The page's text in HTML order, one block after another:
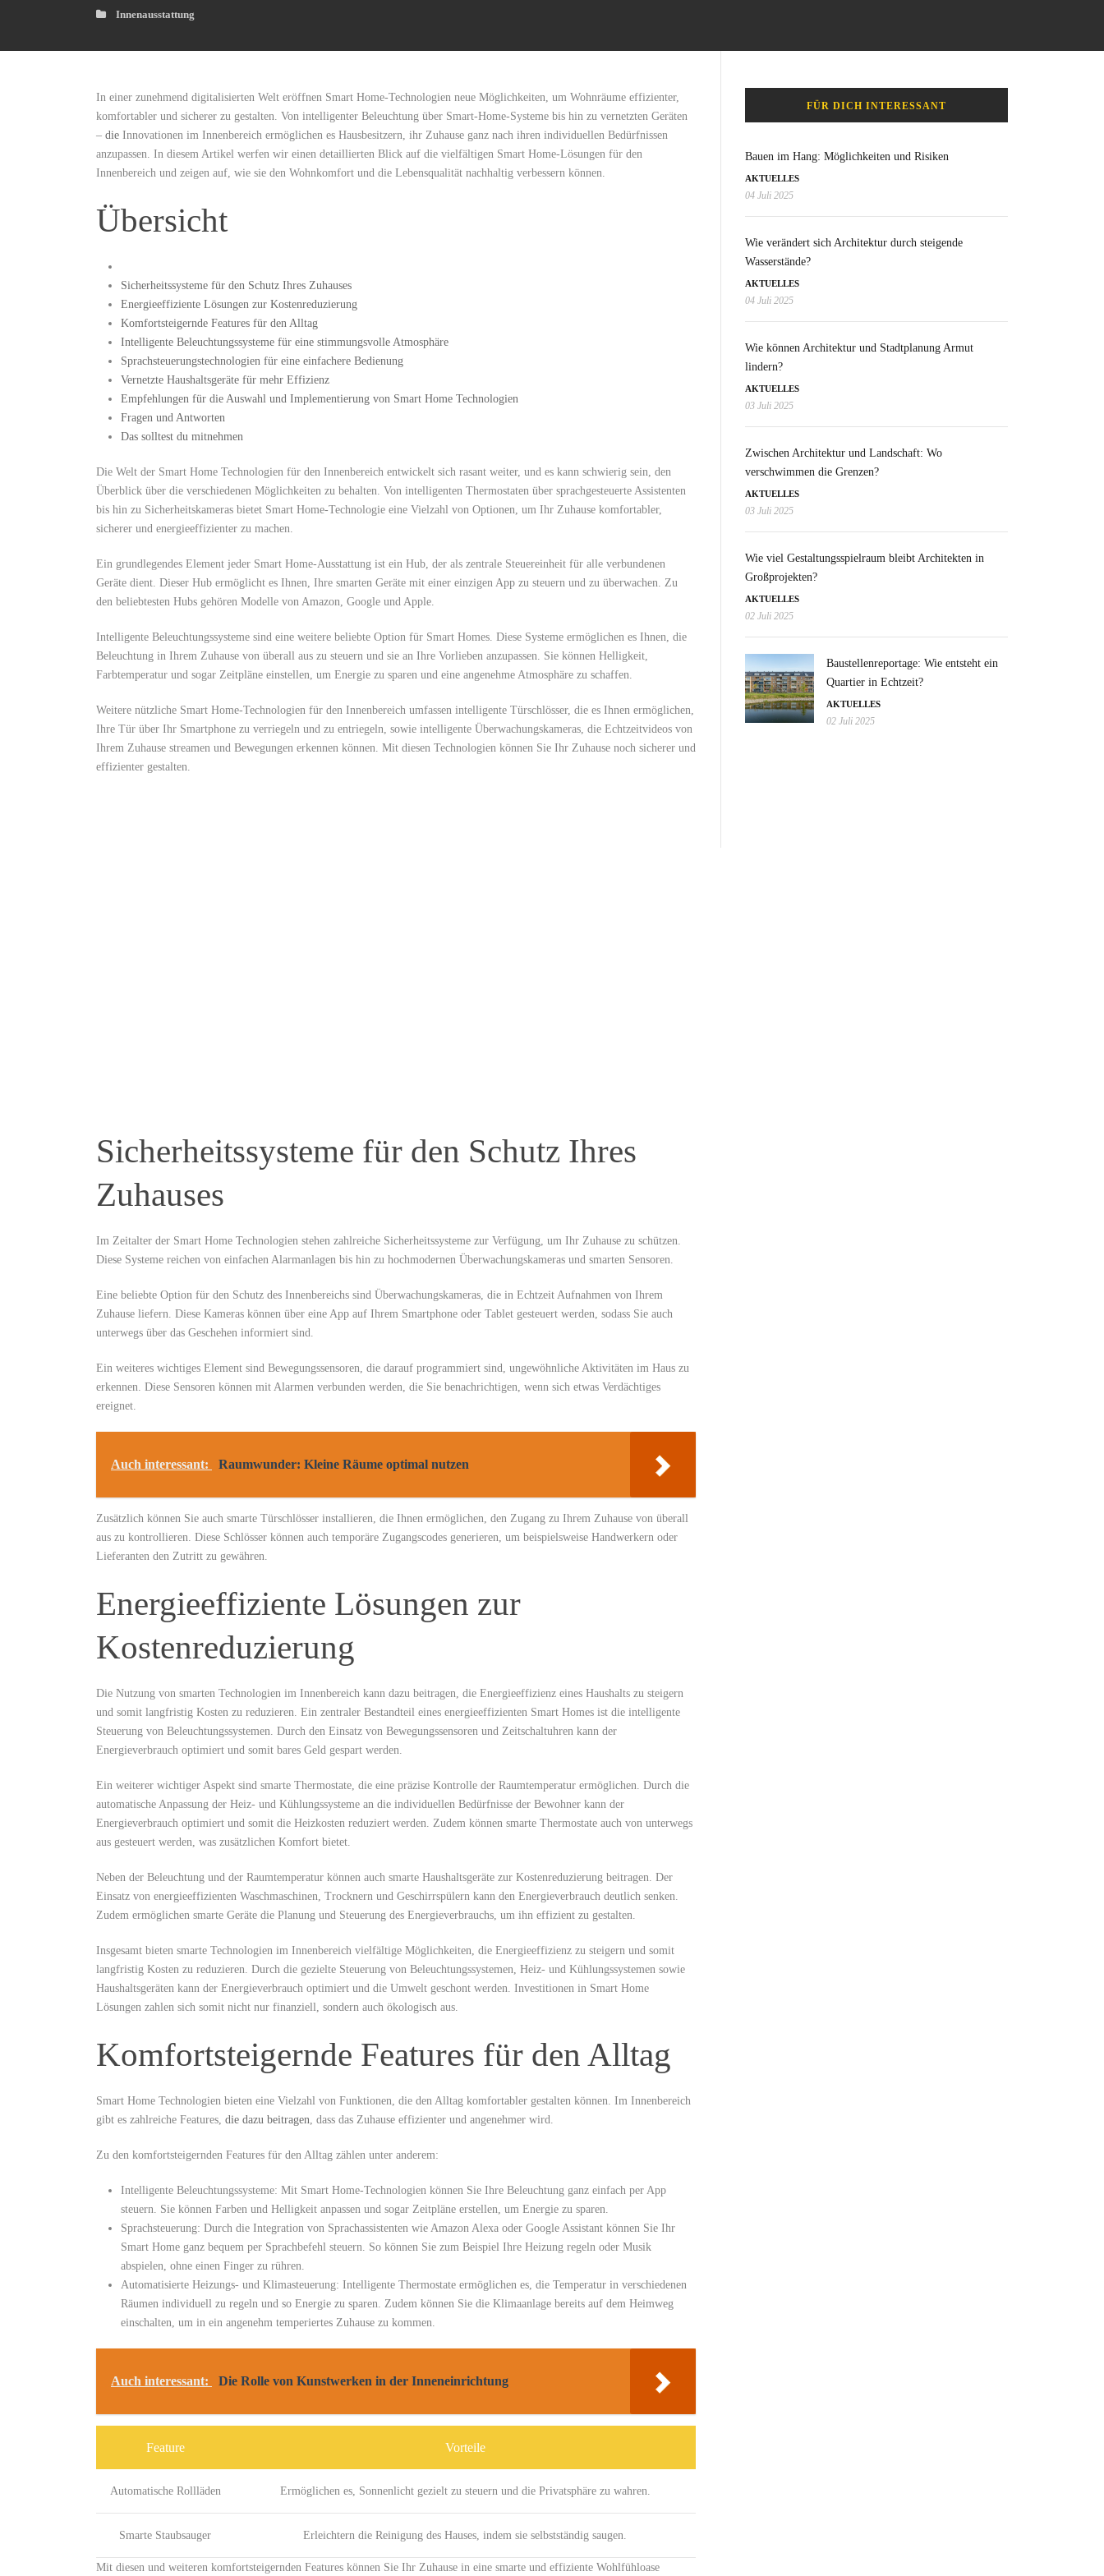
Innenausstattung
In einer zunehmend digitalisierten Welt eröffnen Smart Home-Technologien neue Möglichkeiten, um Wohnräume effizienter,
komfortabler und sicherer zu gestalten. Von intelligenter Beleuchtung über Smart-Home-Systeme bis hin zu vernetzten Geräten⁣
– die Innovationen im Innenbereich ermöglichen es Hausbesitzern, ihr Zuhause ganz nach ihren individuellen Bedürfnissen
anzupassen. In diesem Artikel werfen wir einen‍ detaillierten Blick auf die vielfältigen Smart Home-Lösungen für den
Innenbereich und zeigen auf, wie sie den Wohnkomfort und die Lebensqualität nachhaltig verbessern⁣ können.
Übersicht
Sicherheitssysteme für den Schutz Ihres Zuhauses
Energieeffiziente Lösungen zur Kostenreduzierung
Komfortsteigernde Features für den Alltag
Intelligente Beleuchtungssysteme⁢ für eine stimmungsvolle Atmosphäre
Sprachsteuerungstechnologien für eine einfachere Bedienung
Vernetzte Haushaltsgeräte für mehr Effizienz
Empfehlungen für die Auswahl und Implementierung von ​Smart Home Technologien
Fragen und Antworten
Das solltest du mitnehmen
Die Welt der Smart ⁣Home Technologien für den Innenbereich entwickelt sich rasant⁤ weiter, und ⁢es kann schwierig ‌sein, den
Überblick über ‌die verschiedenen ⁤Möglichkeiten zu behalten. Von intelligenten Thermostaten über sprachgesteuerte Assistenten
bis hin zu‍ Sicherheitskameras ​bietet Smart Home-Technologie eine Vielzahl von Optionen, um Ihr Zuhause komfortabler,
sicherer und energieeffizienter zu machen.
Ein grundlegendes Element jeder Smart Home-Ausstattung ist ein Hub, ⁤der als⁣ zentrale ⁢Steuereinheit für alle⁣ verbundenen
Geräte dient. Dieser Hub‍ ermöglicht ⁣es Ihnen, Ihre⁣ smarten Geräte mit einer einzigen App zu‌ steuern und zu überwachen. Zu
den ⁤beliebtesten ‌Hubs gehören Modelle von Amazon, Google und Apple.
Intelligente Beleuchtungssysteme sind eine weitere ⁤beliebte Option für ⁤Smart Homes. Diese Systeme ermöglichen es Ihnen, die
Beleuchtung in Ihrem Zuhause von überall aus zu steuern und sie an Ihre Vorlieben anzupassen. Sie können Helligkeit,
Farbtemperatur und sogar Zeitpläne einstellen, um Energie zu sparen und eine angenehme Atmosphäre zu schaffen.
Weitere nützliche Smart Home-Technologien für den Innenbereich umfassen intelligente Türschlösser, die es Ihnen ermöglichen,
Ihre Tür über ⁢Ihr Smartphone zu verriegeln und zu entriegeln, sowie intelligente Überwachungskameras, ‍die Echtzeitvideos von
Ihrem Zuhause streamen ‍und Bewegungen erkennen können. Mit ‍diesen Technologien‌ können Sie Ihr Zuhause noch sicherer und
⁤effizienter gestalten.
Sicherheitssysteme für den Schutz Ihres
Zuhauses
Im Zeitalter ⁤der Smart Home Technologien stehen⁣ zahlreiche Sicherheitssysteme zur Verfügung, um Ihr Zuhause zu⁢ schützen.⁢
Diese Systeme reichen von einfachen Alarmanlagen bis hin ⁢zu hochmodernen Überwachungskameras und smarten Sensoren.
Eine ‌beliebte Option⁢ für den Schutz des Innenbereichs sind ‌Überwachungskameras, die in Echtzeit Aufnahmen von Ihrem
Zuhause liefern. Diese Kameras können über eine‌ App auf Ihrem Smartphone oder Tablet gesteuert werden, sodass Sie auch
unterwegs über das ‌Geschehen informiert sind.
Ein weiteres wichtiges Element sind Bewegungssensoren, die darauf⁣ programmiert ⁣sind, ungewöhnliche Aktivitäten im Haus zu
erkennen. Diese Sensoren können mit Alarmen verbunden werden,⁢ die Sie benachrichtigen, wenn sich ‌etwas Verdächtiges
ereignet.
Auch interessant: Raumwunder: Kleine Räume optimal nutzen
Zusätzlich können Sie auch ⁢smarte Türschlösser installieren, die Ihnen‌ ermöglichen, den Zugang zu Ihrem Zuhause von überall
aus zu‌ kontrollieren. Diese Schlösser können auch temporäre Zugangscodes generieren, um beispielsweise Handwerkern oder
Lieferanten ​den Zutritt zu gewähren.
Energieeffiziente Lösungen zur⁤
Kostenreduzierung
Die Nutzung von smarten⁤ Technologien im Innenbereich kann dazu beitragen, die Energieeffizienz eines Haushalts zu steigern
und somit langfristig Kosten zu reduzieren. Ein zentraler Bestandteil eines​ energieeffizienten Smart Homes​ ist die ‍intelligente
Steuerung⁢ von Beleuchtungssystemen. Durch den Einsatz von Bewegungssensoren ⁢und Zeitschaltuhren‍ kann der
Energieverbrauch⁢ optimiert und somit bares Geld gespart werden.
Ein weiterer wichtiger ⁢Aspekt sind smarte Thermostate, die eine präzise Kontrolle ‍der ⁤Raumtemperatur ermöglichen. Durch die
automatische Anpassung der Heiz-⁢ und Kühlungssysteme an die ​individuellen Bedürfnisse⁤ der Bewohner kann der
Energieverbrauch optimiert und somit die Heizkosten reduziert werden. Zudem können‌ smarte Thermostate auch von unterwegs
aus gesteuert werden, was zusätzlichen ​Komfort⁢ bietet.
Neben der Beleuchtung und der ‌Raumtemperatur können auch smarte Haushaltsgeräte zur Kostenreduzierung beitragen. Der
Einsatz von⁤ energieeffizienten Waschmaschinen, Trocknern und Geschirrspülern kann‍ den Energieverbrauch deutlich senken.
⁣Zudem ermöglichen smarte Geräte⁤ die Planung und‍ Steuerung ⁣des Energieverbrauchs, um ihn effizient ‍zu ​gestalten.
Insgesamt bieten smarte Technologien im Innenbereich vielfältige Möglichkeiten, die Energieeffizienz ⁤zu steigern und somit
langfristig Kosten zu reduzieren. Durch die gezielte Steuerung von ​Beleuchtungssystemen, Heiz- und Kühlungssystemen ​sowie
Haushaltsgeräten kann der Energieverbrauch optimiert​ und die Umwelt geschont werden. Investitionen in Smart Home
Lösungen zahlen sich somit nicht nur finanziell, sondern auch ökologisch aus.
Komfortsteigernde Features für den Alltag
Smart‍ Home Technologien ​bieten eine Vielzahl von Funktionen, die den Alltag komfortabler ⁣gestalten können. Im Innenbereich
gibt es zahlreiche Features,⁢ die dazu beitragen, dass das Zuhause effizienter und angenehmer wird.
Zu‌ den komfortsteigernden Features für den Alltag zählen unter anderem:
Intelligente Beleuchtungssysteme: Mit Smart Home-Technologien können Sie Ihre​ Beleuchtung ganz einfach per App
steuern.​ Sie ⁤können ⁢Farben und Helligkeit anpassen und sogar Zeitpläne‍ erstellen, um Energie ⁤zu sparen.
Sprachsteuerung: Durch die Integration von‌ Sprachassistenten wie Amazon ‌Alexa oder ⁤Google ‍Assistant​ können Sie Ihr‌
Smart Home ganz bequem per Sprachbefehl steuern. So können Sie zum Beispiel Ihre Heizung​ regeln oder Musik
abspielen, ohne einen Finger zu rühren.
Automatisierte Heizungs- und Klimasteuerung: Intelligente ⁤Thermostate ermöglichen es, die Temperatur in verschiedenen
Räumen​ individuell zu regeln und so Energie‌ zu sparen. Zudem können Sie die Klimaanlage bereits auf dem Heimweg
einschalten, um⁢ in ein angenehm temperiertes Zuhause zu kommen.
Auch interessant: Die Rolle von Kunstwerken in der Inneneinrichtung
Feature Vorteile
Automatische Rollläden Ermöglichen es, Sonnenlicht gezielt zu ⁢steuern und⁣ die Privatsphäre zu wahren.
Smarte Staubsauger Erleichtern die Reinigung des Hauses, indem sie selbstständig saugen.
Mit diesen und weiteren komfortsteigernden ⁣Features können Sie Ihr Zuhause in eine smarte und‍ effiziente Wohlfühloase
FÜR DICH INTERESSANT
Bauen im Hang: Möglichkeiten und Risiken
AKTUELLES
04 Juli 2025
Wie verändert sich Architektur durch steigende
Wasserstände?
AKTUELLES
04 Juli 2025
Wie können Architektur und Stadtplanung Armut
lindern?
AKTUELLES
03 Juli 2025
Zwischen Architektur und Landschaft: Wo
verschwimmen die Grenzen?
AKTUELLES
03 Juli 2025
Wie viel Gestaltungsspielraum bleibt Architekten in
Großprojekten?
AKTUELLES
02 Juli 2025
Baustellenreportage: Wie entsteht ein
Quartier in Echtzeit?
AKTUELLES
02 Juli 2025